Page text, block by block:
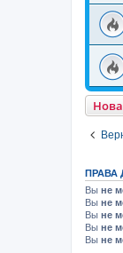
ПРАВА
Вы не
Вы не
Вы не
Вы не
Вы не